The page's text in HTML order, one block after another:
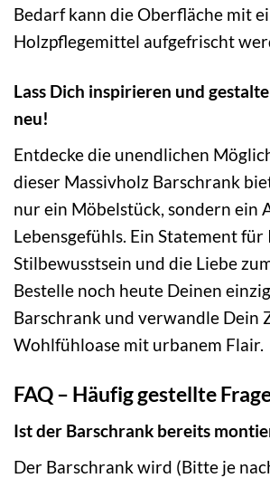
Bedarf kann die Oberfläche mit
Holzpflegemittel aufgefrischt
Lass Dich inspirieren und
neu!
Entdecke die unendlichen
dieser Massivholz Barschrank
nur ein Möbelstück, sondern ein
Lebensgefühls. Ein Statement
Stilbewusstsein und die Liebe
Bestelle noch heute Deinen
Barschrank und verwandle Dein
Wohlfühloase mit urbanem Flair.
FAQ – Häufig gestellte
Ist der Barschrank bereits
Der Barschrank wird (Bitte je